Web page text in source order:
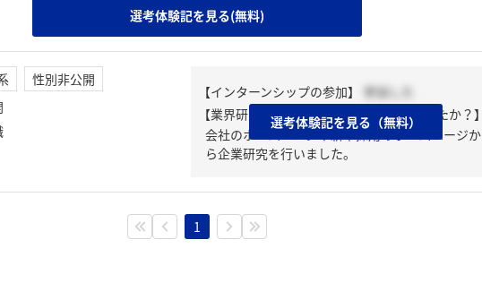
選考体験記を見る(無料)
性別非公開
【インターンシップの参加】
参加した
【業界研究・企業研究はどんな風にしましたか？】
会社のホームページや新卒採用のホームページか
ら企業研究を行いました。
選考体験記を見る（無料）
1